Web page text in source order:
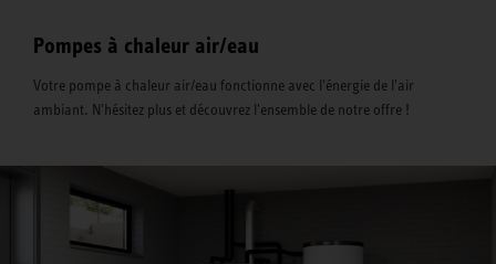
Pompes à chaleur air/eau
Votre pompe à chaleur air/eau fonctionne avec l'énergie de l'air
ambiant. N'hésitez plus et découvrez l'ensemble de notre offre !